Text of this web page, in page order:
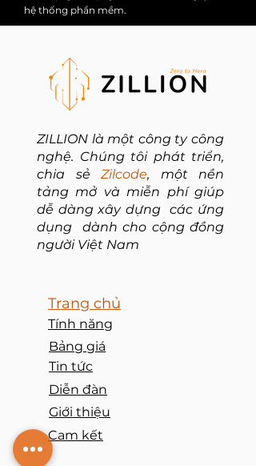
hệ thống phần mềm.
ZILLION là một công ty công
nghệ. Chúng tôi phát triển,
chia sẻ Zilcode, một nền
tảng mở và miễn phí giúp
dễ dàng xây dựng các ứng
dụng dành cho cộng đồng
người Việt Nam
Trang chủ
Tính năng
Bảng giá
Tin tức
Diễn đàn
Giới thiệu
Cam kết